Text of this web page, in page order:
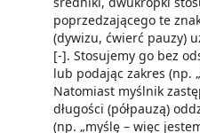
poprzedzającego te
(dywizu, ćwierć pauzy)
[-]. Stosujemy go bez
lub podając zakres (np.
Natomiast myślnik
długości (półpauzą)
(np. „myślę – więc